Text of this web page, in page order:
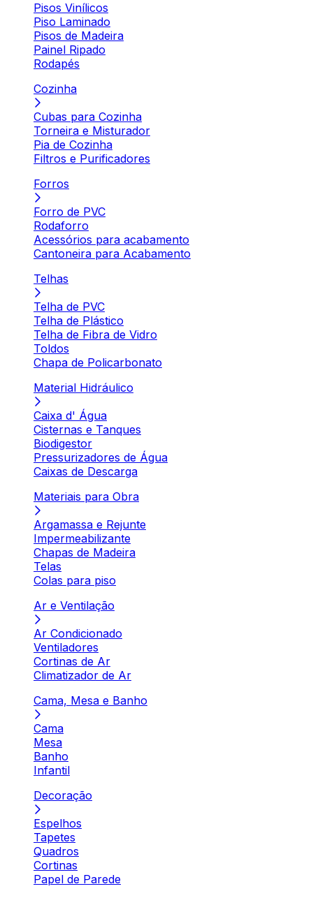
Pisos Vinílicos
Piso Laminado
Pisos de Madeira
Painel Ripado
Rodapés
Cozinha
Cubas para Cozinha
Torneira e Misturador
Pia de Cozinha
Filtros e Purificadores
Forros
Forro de PVC
Rodaforro
Acessórios para acabamento
Cantoneira para Acabamento
Telhas
Telha de PVC
Telha de Plástico
Telha de Fibra de Vidro
Toldos
Chapa de Policarbonato
Material Hidráulico
Caixa d' Água
Cisternas e Tanques
Biodigestor
Pressurizadores de Água
Caixas de Descarga
Materiais para Obra
Argamassa e Rejunte
Impermeabilizante
Chapas de Madeira
Telas
Colas para piso
Ar e Ventilação
Ar Condicionado
Ventiladores
Cortinas de Ar
Climatizador de Ar
Cama, Mesa e Banho
Cama
Mesa
Banho
Infantil
Decoração
Espelhos
Tapetes
Quadros
Cortinas
Papel de Parede